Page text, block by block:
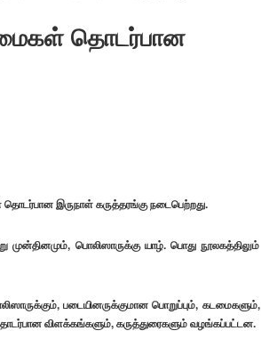
தொடர்பான
இருநாள் கருத்தரங்கு நடைபெற்றது.
பொலிஸாருக்கு யாழ். பொது நூலகத்திலும்
படையினருக்குமான பொறுப்பும், கடமைகளும்,
விளக்கங்களும், கருத்துரைகளும் வழங்கப்பட்டன.